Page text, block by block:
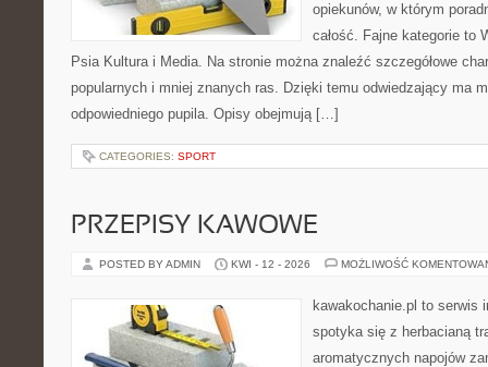
opiekunów, w którym
całość. Fajne kategorie to
Psia Kultura i Media. Na stronie można znaleźć szczegółowe
popularnych i mniej znanych ras. Dzięki temu odwiedzający ma
odpowiedniego pupila. Opisy obejmują […]
CATEGORIES: SPORT
PRZEPISY KAWOWE
POSTED BY ADMIN KWI - 12 - 2026 MOŻLIWOŚĆ
kawakochanie.pl to serwis
spotyka się z herbacianą
aromatycznych napojów